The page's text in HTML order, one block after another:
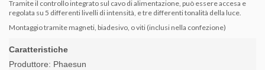
Tramite il controllo integrato sul cavo di alimentazione, può essere accesa e
regolata su 5 differenti livelli di intensità, e tre differenti tonalità della luce.
Montaggio tramite magneti, biadesivo, o viti (inclusi nella confezione)
Caratteristiche
Produttore: Phaesun